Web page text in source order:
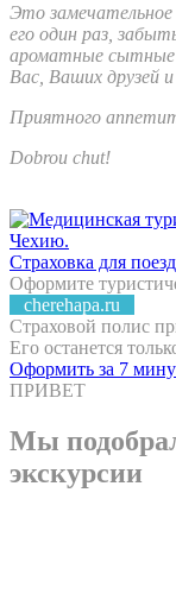
Это замечательное
его один раз,
ароматные сытные
Вас, Ваших друзей и
Приятного
Dobrou chut!
Страховка для
Оформите
cherehapa.ru
Страховой полис
Его останется
Оформить за 7
ПРИВЕТ
Мы
экскурсии